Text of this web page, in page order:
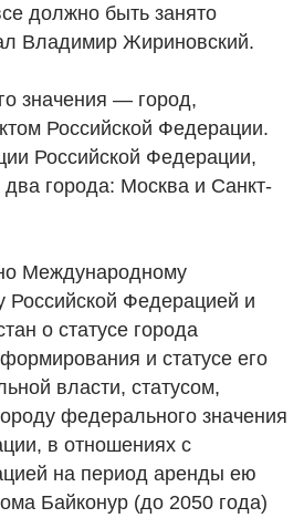
должно быть занято
Владимир Жириновский.
значения — город,
Российской Федерации.
Российской Федерации,
два города: Москва и Санкт-
Международному
Федерацией и
о статусе города
и статусе его
власти, статусом,
федерального значения
в отношениях с
на период аренды ею
Байконур (до 2050 года)